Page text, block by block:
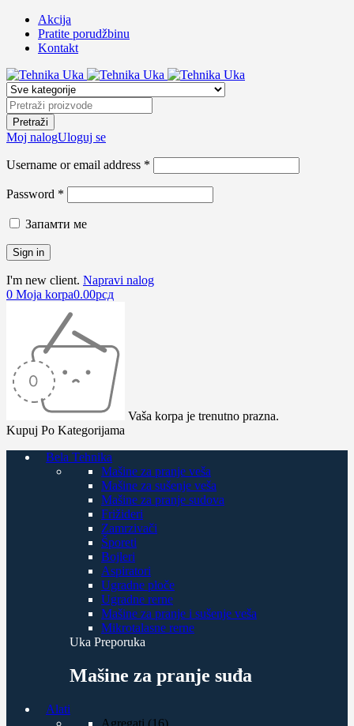
Akcija
Pratite porudžbinu
Kontakt
Moj nalogUloguj se
Username or email address *
Password *
Запамти ме
I'm new client. Napravi nalog
0 Moja korpa0.00рсд
Vaša korpa je trenutno prazna.
Kupuj Po Kategorijama
Bela Tehnika
Mašine za pranje veša
Mašine za sušenje veša
Mašine za pranje sudova
Frižideri
Zamrzivači
Šporeti
Bojleri
Aspiratori
Ugradne ploče
Ugradne rerne
Mašine za pranje i sušenje veša
Mikrotalasne rerne
Uka Preporuka
Mašine za pranje suđa
Alati
Agregati (16)